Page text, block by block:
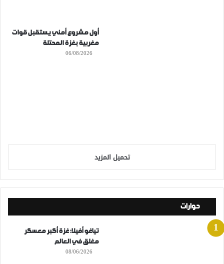
أول مشروع أمني يستقبل قوات
مغربية بغزة المحتلة
06/08/2026
تحميل المزيد
حوارات
تياغو أفيلا: غزة أكبر معسكر
مغلق في العالم
08/06/2026